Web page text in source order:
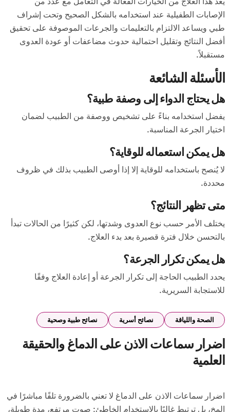
الإصابات الطفيلية عند استخدامه بالشكل الصحيح وتحت إشراف
طبي ويساعد الالتزام بالتعليمات والجرعات الموصوفة على تحقيق
أفضل النتائج وتقليل احتمالية حدوث مضاعفات أو عودة العدوى
مستقبلاً.
الأسئلة الشائعة
هل يحتاج الدواء إلى وصفة طبية؟
يفضل استخدامه بناءً على تشخيص ووصفة من الطبيب لضمان
اختيار الجرعة المناسبة.
هل يمكن استعماله للوقاية؟
لا يُنصح باستخدامه للوقاية إلا إذا أوصى الطبيب بذلك في ظروف
محددة.
متى تظهر النتائج؟
يختلف الأمر حسب نوع العدوى وشدتها، لكن كثيرًا من الحالات تبدأ
بالتحسن خلال فترة قصيرة بعد بدء العلاج.
هل يمكن تكرار الجرعة؟
يحدد الطبيب الحاجة إلى تكرار الجرعة أو إعادة العلاج وفقًا
للاستجابة السريرية.
الصحة واللياقة نصائح أسرية نصائح طبية وصحية
اضرار سماعات الاذن على الدماغ والحقيقة
العلمية
اضرار سماعات الاذن على الدماغ لا تعني بالضرورة تلفًا مباشرًا في
المخ، بل ترتبط غالبًا بالاستخدام الخاطئ: صوت مرتفع، مدة طويلة،